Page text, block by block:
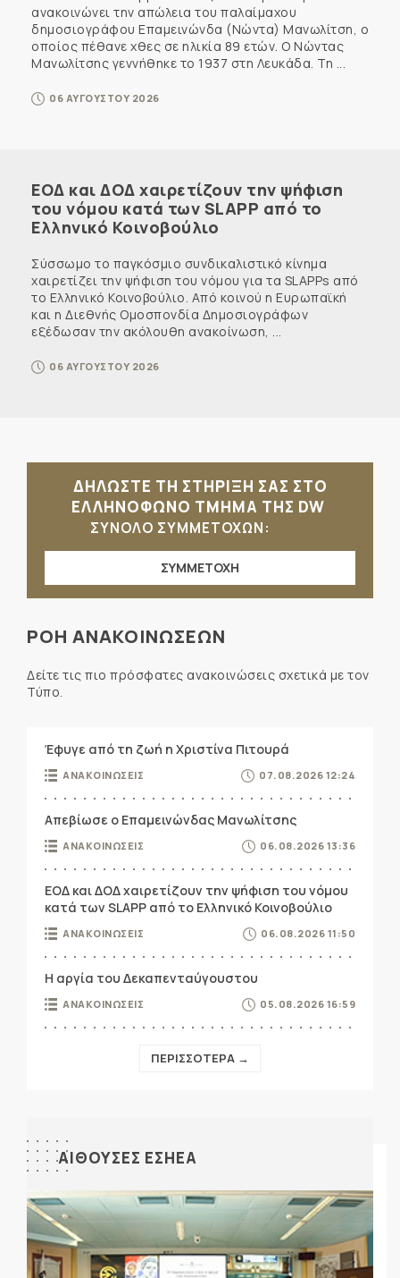
ανακοινώνει την απώλεια του παλαίμαχου
δημοσιογράφου Επαμεινώνδα (Νώντα) Μανωλίτση, ο
οποίος πέθανε χθες σε ηλικία 89 ετών. Ο Νώντας
Μανωλίτσης γεννήθηκε το 1937 στη Λευκάδα. Τη ...
06 ΑΥΓΟΥΣΤΟΥ 2026
ΕΟΔ και ΔΟΔ χαιρετίζουν την ψήφιση
του νόμου κατά των SLAPP από το
Ελληνικό Κοινοβούλιο
Σύσσωμο το παγκόσμιο συνδικαλιστικό κίνημα
χαιρετίζει την ψήφιση του νόμου για τα SLAPPs από
το Ελληνικό Κοινοβούλιο. Από κοινού η Ευρωπαϊκή
και η Διεθνής Ομοσπονδία Δημοσιογράφων
εξέδωσαν την ακόλουθη ανακοίνωση, ...
06 ΑΥΓΟΥΣΤΟΥ 2026
ΔΗΛΩΣΤΕ ΤΗ ΣΤΗΡΙΞΗ ΣΑΣ ΣΤΟ
ΕΛΛΗΝΟΦΩΝΟ ΤΜΗΜΑ ΤΗΣ DW
ΣΥΝΟΛΟ ΣΥΜΜΕΤΟΧΩΝ:
ΣΥΜΜΕΤΟΧΗ
ΡΟΗ ΑΝΑΚΟΙΝΩΣΕΩΝ
Δείτε τις πιο πρόσφατες ανακοινώσεις σχετικά με τον
Τύπο.
Έφυγε από τη ζωή η Χριστίνα Πιτουρά
ΑΝΑΚΟΙΝΩΣΕΙΣ 07.08.2026 12:24
Απεβίωσε ο Επαμεινώνδας Μανωλίτσης
ΑΝΑΚΟΙΝΩΣΕΙΣ 06.08.2026 13:36
ΕΟΔ και ΔΟΔ χαιρετίζουν την ψήφιση του νόμου
κατά των SLAPP από το Ελληνικό Κοινοβούλιο
ΑΝΑΚΟΙΝΩΣΕΙΣ 06.08.2026 11:50
Η αργία του Δεκαπενταύγουστου
ΑΝΑΚΟΙΝΩΣΕΙΣ 05.08.2026 16:59
ΠΕΡΙΣΣΟΤΕΡΑ →
ΑΙΘΟΥΣΕΣ ΕΣΗΕΑ